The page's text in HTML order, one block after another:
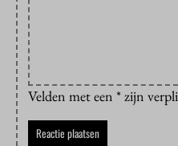
Velden met een * zijn